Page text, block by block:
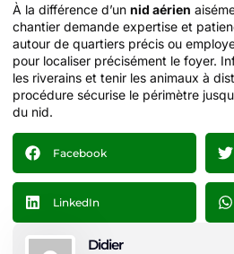
À la différence d’un nid aérien
chantier demande expertise et
autour de quartiers précis ou
pour localiser précisément le foyer.
les riverains et tenir les animaux à
procédure sécurise le périmètre
du nid.
Facebook
LinkedIn
Didier